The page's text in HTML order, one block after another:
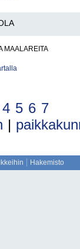
MAALAREITA
4 5 6 7
|
Hakemisto